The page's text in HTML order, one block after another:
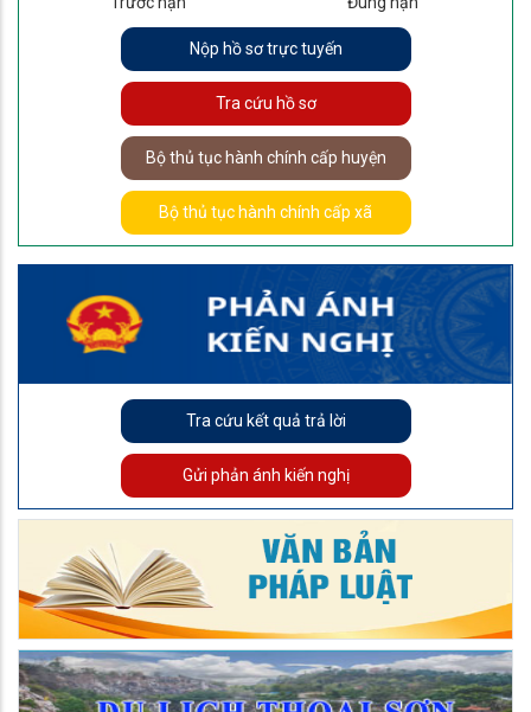
Nộp hồ sơ trực tuyến
Tra cứu hồ sơ
Bộ thủ tục hành chính cấp huyện
Bộ thủ tục hành chính cấp xã
Tra cứu kết quả trả lời
Gửi phản ánh kiến nghị